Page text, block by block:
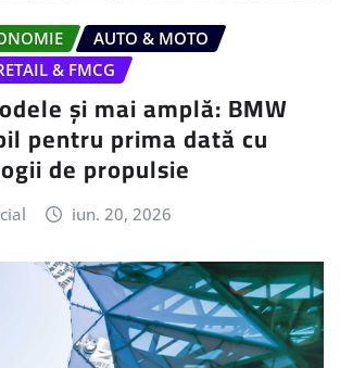
AUTO & MOTO
& FMCG
și mai amplă: BMW
pentru prima dată cu
de propulsie
iun. 20, 2026